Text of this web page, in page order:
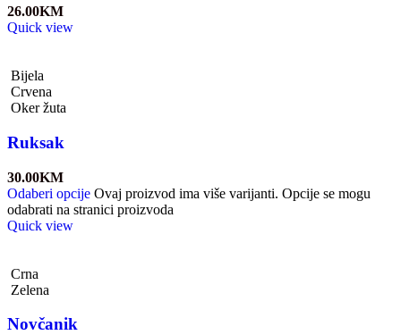
26.00KM
Quick view
Bijela
Crvena
Oker žuta
Ruksak
30.00KM
Odaberi opcije Ovaj proizvod ima više varijanti. Opcije se mogu
odabrati na stranici proizvoda
Quick view
Crna
Zelena
Novčanik